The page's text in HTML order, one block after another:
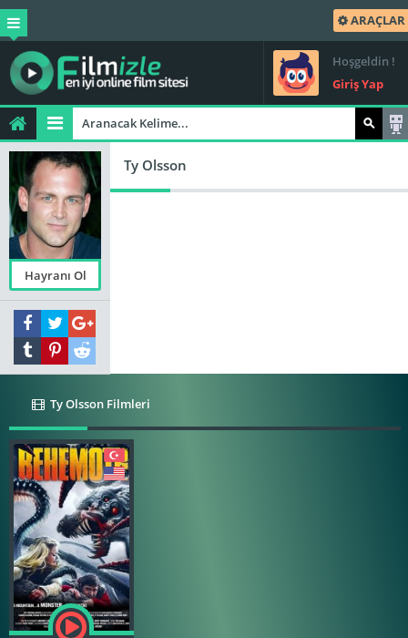
ARAÇLAR
Hoşgeldin !
Giriş Yap
Hayranı Ol
Ty Olsson
Ty Olsson Filmleri